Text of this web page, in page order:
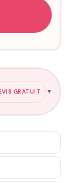
GRATUIT ▼
demande